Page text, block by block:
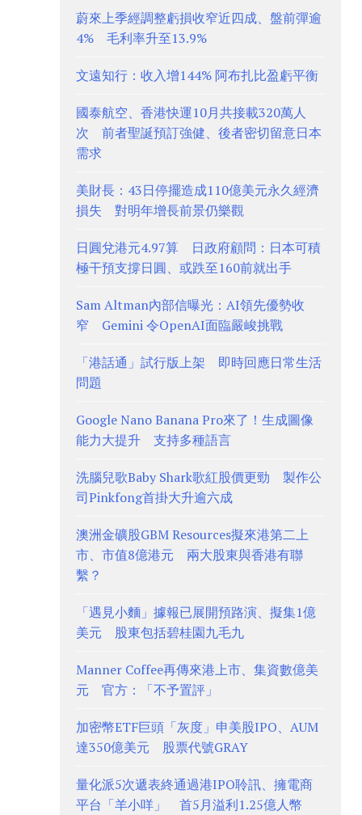
蔚來上季經調整虧損收窄近四成、盤前彈逾
4% 毛利率升至13.9%
文遠知行：收入增144% 阿布扎比盈虧平衡
國泰航空、香港快運10月共接載320萬人
次 前者聖誕預訂強健、後者密切留意日本
需求
美財長：43日停擺造成110億美元永久經濟
損失 對明年增長前景仍樂觀
日圓兌港元4.97算 日政府顧問：日本可積
極干預支撐日圓、或跌至160前就出手
Sam Altman內部信曝光：AI領先優勢收
窄 Gemini 令OpenAI面臨嚴峻挑戰
「港話通」試行版上架 即時回應日常生活
問題
Google Nano Banana Pro來了！生成圖像
能力大提升 支持多種語言
洗腦兒歌Baby Shark歌紅股價更勁 製作公
司Pinkfong首掛大升逾六成
澳洲金礦股GBM Resources擬來港第二上
市、市值8億港元 兩大股東與香港有聯
繫？
「遇見小麵」據報已展開預路演、擬集1億
美元 股東包括碧桂園九毛九
Manner Coffee再傳來港上市、集資數億美
元 官方：「不予置評」
加密幣ETF巨頭「灰度」申美股IPO、AUM
達350億美元 股票代號GRAY
量化派5次遞表終通過港IPO聆訊、擁電商
平台「羊小咩」 首5月溢利1.25億人幣